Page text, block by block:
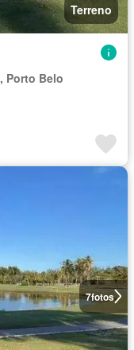
Terreno
Porto Belo
7fotos